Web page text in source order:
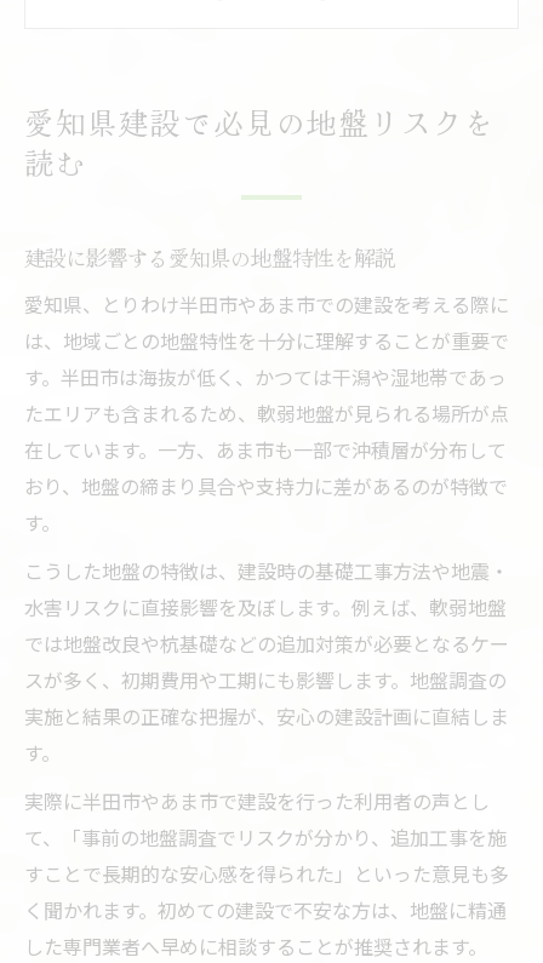
半田市やあま市における建設安全性の要点
方法
土木工事標準仕様書を活かした建設現場の
工夫
建設現場必携のポイントと安全対策の実際
建設に必須の出来形管理基準で安全性を確
保
建設検討時に知るべき将来性と地盤動向
建設時に注目したい人口動態と消滅可能性
地盤調査で判明する地域リスクと建設の関
係
建設地の価値を左右する標準仕様書の重要
性
め方
地盤調査から導く建設リスク回避のヒント
地盤調査で把握する建設リスクの種類と対
策
愛知県建設で必見の地盤リスクを
読む
建設に影響する愛知県の地盤特性を解説
愛知県、とりわけ半田市やあま市での建設を考える際に
は、地域ごとの地盤特性を十分に理解することが重要で
す。半田市は海抜が低く、かつては干潟や湿地帯であっ
たエリアも含まれるため、軟弱地盤が見られる場所が点
在しています。一方、あま市も一部で沖積層が分布して
おり、地盤の締まり具合や支持力に差があるのが特徴で
す。
こうした地盤の特徴は、建設時の基礎工事方法や地震・
水害リスクに直接影響を及ぼします。例えば、軟弱地盤
では地盤改良や杭基礎などの追加対策が必要となるケー
スが多く、初期費用や工期にも影響します。地盤調査の
実施と結果の正確な把握が、安心の建設計画に直結しま
す。
実際に半田市やあま市で建設を行った利用者の声とし
て、「事前の地盤調査でリスクが分かり、追加工事を施
すことで長期的な安心感を得られた」といった意見も多
く聞かれます。初めての建設で不安な方は、地盤に精通
した専門業者へ早めに相談することが推奨されます。